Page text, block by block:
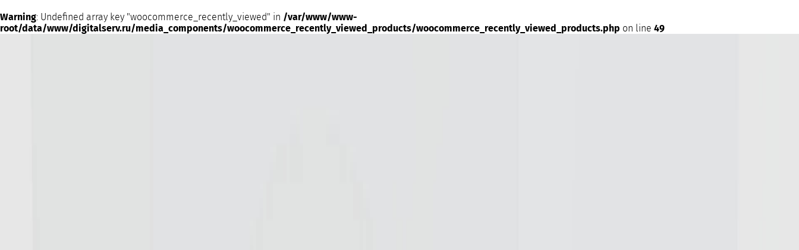
Warning: Undefined array key "woocommerce_recently_viewed" in /var/www/www-
root/data/www/digitalserv.ru/media_components/woocommerce_recently_viewed_products/woocommerce_recently_viewed_products.php on line 49